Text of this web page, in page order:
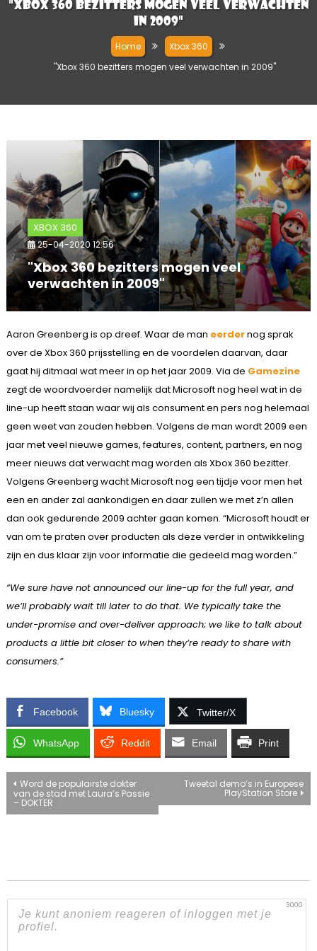
"Xbox 360 bezitters mogen veel verwachten
in 2009"
Home
Xbox 360
"Xbox 360 bezitters mogen veel verwachten in 2009"
XBOX 360
25-04-2020 12:56
"Xbox 360 bezitters mogen veel
verwachten in 2009"
Aaron Greenberg is op dreef. Waar de man eerdernog sprak
over de Xbox 360 prijsstelling en de voordelen daarvan, daar
gaat hij ditmaal wat meer in op het jaar 2009. Via de Gamezine
zegt de woordvoerder namelijk dat Microsoft nog heel wat in de
line-up heeft staan waar wij als consument en pers nog helemaal
geen weet van zouden hebben. Volgens de man wordt 2009 een
jaar met veel nieuwe games, features, content, partners, en nog
meer nieuws dat verwacht mag worden als Xbox 360 bezitter.
Volgens Greenberg wacht Microsoft nog een tijdje voor men het
een en ander zal aankondigen en daar zullen we met z’n allen
dan ook gedurende 2009 achter gaan komen. “Microsoft houdt er
van om te praten over producten als deze verder in ontwikkeling
zijn en dus klaar zijn voor informatie die gedeeld mag worden.”
“We sure have not announced our line-up for the full year, and
we’ll probably wait till later to do that. We typically take the
under-promise and over-deliver approach; we like to talk about
products a little bit closer to when they’re ready to share with
consumers.”
Facebook Bluesky Twitter/X
WhatsApp Reddit Email Print
Bericht
navigatie
Word de populairste dokter
van de stad met Laura’s Passie
– DOKTER
Tweetal demo’s in Europese
PlayStation Store
3000